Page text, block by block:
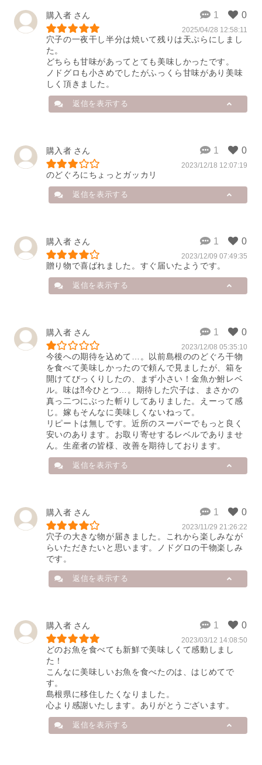
購入者
2025/04/28 12:58:11
穴子の一夜干し半分は焼いて残りは天ぷらにしまし
た。
どちらも甘味があってとても美味しかったです。
ノドグロも小さめでしたがふっくら甘味があり美味
しく頂きました。
返信を表示する
店舗から
ご感想をお寄せいただき、誠にあり
がとうございます。
無事に届いたようで何よりでござい
ます。
と、大変嬉しく拝見しました。それ
ぞれの調理法で異なる味わいをご堪
能いただけたようで嬉しい限りで
す。
ノドグロもふっくらと甘味を感じて
ます。
今後ともご満足いただけるよう努め
てまいります。
また、ご縁がございましたら宜しく
お願い致します。
2025/04/29 00:05:50
購入者
2023/12/18 12:07:19
のどぐろにちょっとガッカリ
返信を表示する
店舗から
この度は当店商品をご購入いただき
誠にありがとうございます。
のどぐろ一夜干にご満足いただけな
かったようで残念な思いをさせてし
う商品内容や製造工程も改善を続け
てまいります。
この度は貴重なお時間を割いてコメ
ントくださりありがとうございまし
た。
2023/12/18 23:21:31
購入者
2023/12/09 07:49:35
贈り物で喜ばれました。すぐ届いたようです。
返信を表示する
店舗から
この度は当店の商品を贈り物として
お使いいただき誠にありがとうござ
いました。
ご丁寧にご連絡いただきありがとう
ございます、無事に届いたようで何
よりです。
お送り先様にも喜んでいただけたよ
うで、ギフト商品をメインで取り扱
っている当店としましては、送り主
様・贈答先様ご両名に喜んでいただ
けることは何よりの喜びです。
2023/12/10 01:12:33
購入者
2023/12/08 05:35:10
今後への期待を込めて…。以前島根ののどぐろ干物
を食べて美味しかったので頼んで見ましたが、箱を
開けてびっくりしたの、まず小さい！金魚か鮒レベ
ル。味は⁈今ひとつ…。期待した穴子は、まさかの
真っ二つにぶった斬りしてありました。えーって感
じ。嫁もそんなに美味しくないねって。
リピートは無しです。近所のスーパーでもっと良く
安いのあります。お取り寄せするレベルでありませ
ん。生産者の皆様、改善を期待しております。
返信を表示する
店舗から
この度は大変残念な思いをさせてし
まいましたこと誠に申し訳ございま
せんでした。
のどぐろのサイズに関しましては、
内容量を記載するだけでなく実際の
うなページに改善できるよう取り組
んで参ります。
冷凍庫に入れることができませんの
る状態にして出荷させていただいて
おります。
その旨もきちんと商品ページでお伝
えができておらず反省しておりま
す。申し訳ございませんでした。
購入者
2023/11/29 21:26:22
穴子の大きな物が届きました。これから楽しみなが
らいただきたいと思います。ノドグロの干物楽しみ
です。
返信を表示する
店舗から
この度は当店をご利用いただきあり
がとうございます。
ございます。
穴子の干物はとても大きなサイズで
すのでキッチンバサミで切り分けて
から焼くと焼き加減も調整しやすい
と思います。
購入者
2023/03/12 14:08:50
どのお魚を食べても新鮮で美味しくて感動しまし
た！
こんなに美味しいお魚を食べたのは、はじめてで
す。
島根県に移住したくなりました。
心より感謝いたします。ありがとうございます。
返信を表示する